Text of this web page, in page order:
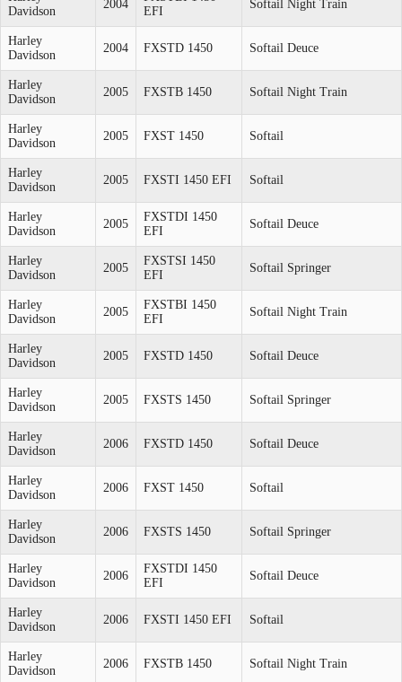
Davidson
2004
EFI
Softail Night Train
Harley
Davidson
2004 FXSTD 1450 Softail Deuce
Harley
Davidson
2005 FXSTB 1450 Softail Night Train
Harley
Davidson
2005 FXST 1450 Softail
Harley
Davidson
2005 FXSTI 1450 EFI Softail
Harley
Davidson
2005
FXSTDI 1450
EFI
Softail Deuce
Harley
Davidson
2005
FXSTSI 1450
EFI
Softail Springer
Harley
Davidson
2005
FXSTBI 1450
EFI
Softail Night Train
Harley
Davidson
2005 FXSTD 1450 Softail Deuce
Harley
Davidson
2005 FXSTS 1450 Softail Springer
Harley
Davidson
2006 FXSTD 1450 Softail Deuce
Harley
Davidson
2006 FXST 1450 Softail
Harley
Davidson
2006 FXSTS 1450 Softail Springer
Harley
Davidson
2006
FXSTDI 1450
EFI
Softail Deuce
Harley
Davidson
2006 FXSTI 1450 EFI Softail
Harley
Davidson
2006 FXSTB 1450 Softail Night Train